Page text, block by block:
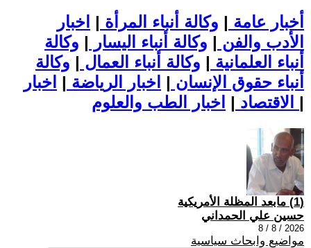
أخبار عامة | وكالة أنباء المرأة | اخبار
الأدب والفن | وكالة أنباء اليسار | وكالة
أنباء العلمانية | وكالة أنباء العمال | وكالة
أنباء حقوق الإنسان | اخبار الرياضة | اخبار
الاقتصاد | |
(1) مابعد المظلة الأمريكية
حسين علي الحمداني
2026 / 8 / 8
مواضيع وابحاث سياسية